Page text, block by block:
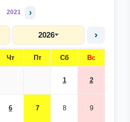
2021 ›
2026 ›
Чт Пт Сб Вс
1 2
6 7 8 9